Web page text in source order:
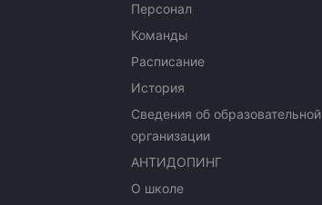
Персонал
Команды
Расписание
История
Сведения об образовательной
организации
АНТИДОПИНГ
О школе